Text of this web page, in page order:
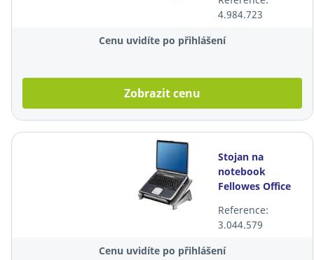
4.984.723
Cenu uvidíte po přihlášení
Zobrazit cenu
Stojan na
notebook
Fellowes Office
Reference:
3.044.579
Cenu uvidíte po přihlášení